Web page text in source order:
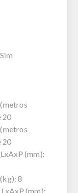
20
20
(mm):
8
(mm):